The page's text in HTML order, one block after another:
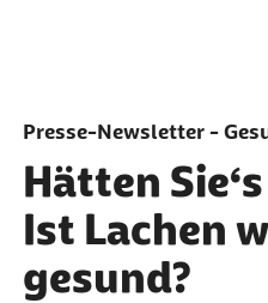
Presse-Newsletter -
Hätten
Ist Lachen
gesund?